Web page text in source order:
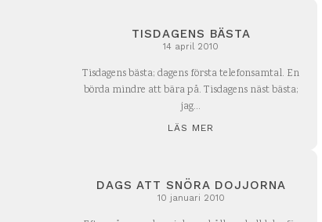
TISDAGENS BÄSTA
14 april 2010
Tisdagens bästa; dagens första telefonsamtal. En
börda mindre att bära på. Tisdagens näst bästa;
jag...
LÄS MER
DAGS ATT SNÖRA DOJJORNA
10 januari 2010